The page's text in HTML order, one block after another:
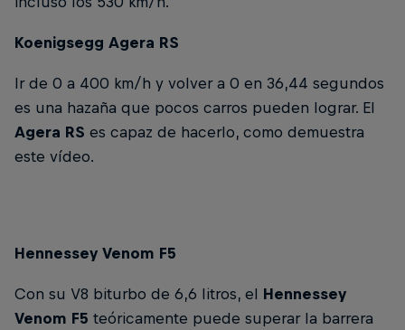
Koenigsegg Agera RS
Ir de 0 a 400 km/h y volver a 0 en 36,44 segundos
es una hazaña que pocos carros pueden lograr. El
Agera RS es capaz de hacerlo, como demuestra
este vídeo.
Hennessey Venom F5
Con su V8 biturbo de 6,6 litros, el Hennessey
Venom F5 teóricamente puede superar la barrera